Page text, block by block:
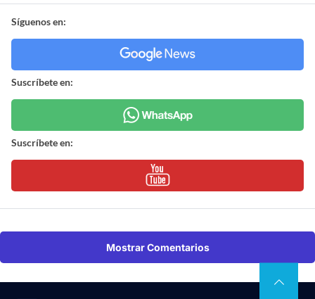
Síguenos en:
Suscríbete en:
Suscríbete en:
Mostrar Comentarios